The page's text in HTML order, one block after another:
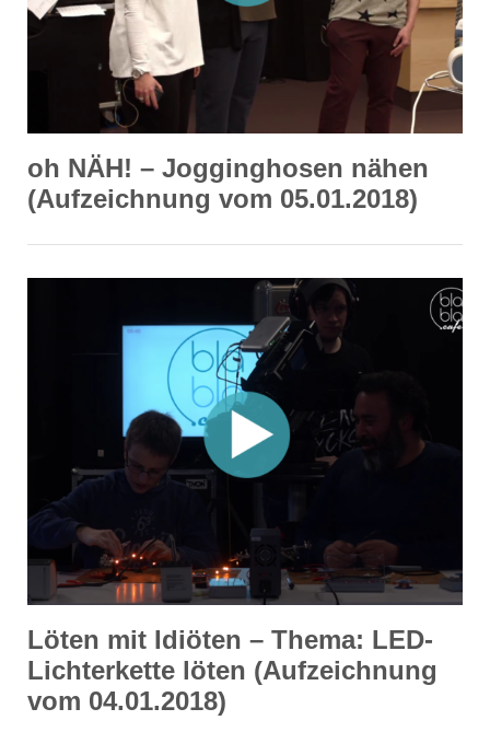
oh NÄH! – Jogginghosen nähen
(Aufzeichnung vom 05.01.2018)
Löten mit Idiöten – Thema: LED-
Lichterkette löten (Aufzeichnung
vom 04.01.2018)